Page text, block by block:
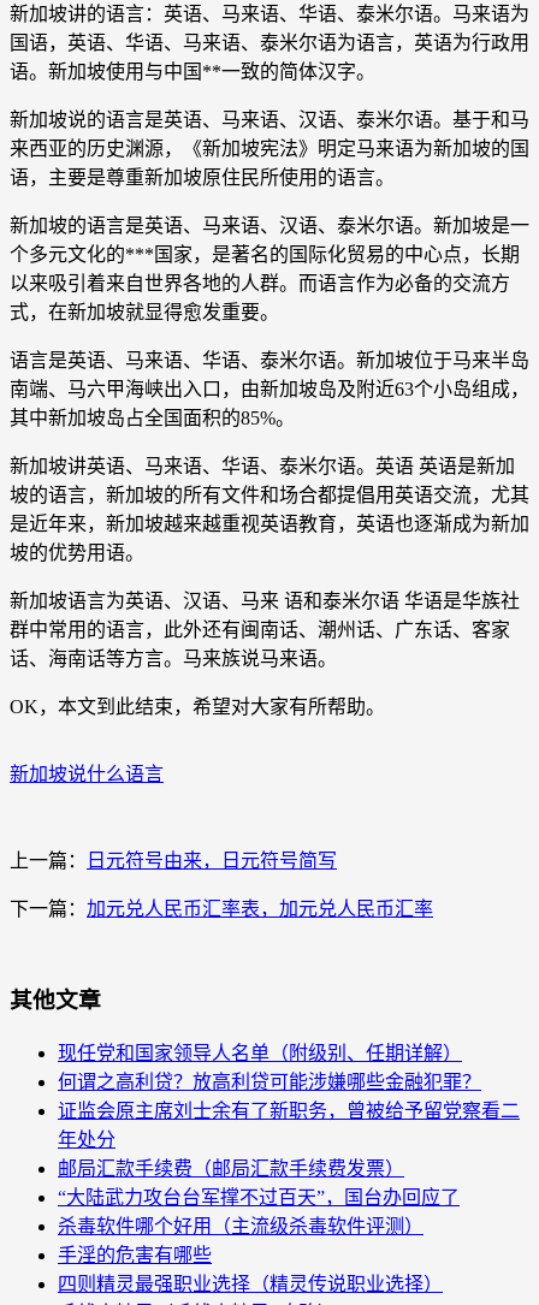
新加坡讲的语言：英语、马来语、华语、泰米尔语。马来语为
国语，英语、华语、马来语、泰米尔语为语言，英语为行政用
语。新加坡使用与中国**一致的简体汉字。
新加坡说的语言是英语、马来语、汉语、泰米尔语。基于和马
来西亚的历史渊源，《新加坡宪法》明定马来语为新加坡的国
语，主要是尊重新加坡原住民所使用的语言。
新加坡的语言是英语、马来语、汉语、泰米尔语。新加坡是一
个多元文化的***国家，是著名的国际化贸易的中心点，长期
以来吸引着来自世界各地的人群。而语言作为必备的交流方
式，在新加坡就显得愈发重要。
语言是英语、马来语、华语、泰米尔语。新加坡位于马来半岛
南端、马六甲海峡出入口，由新加坡岛及附近63个小岛组成，
其中新加坡岛占全国面积的85%。
新加坡讲英语、马来语、华语、泰米尔语。英语 英语是新加
坡的语言，新加坡的所有文件和场合都提倡用英语交流，尤其
是近年来，新加坡越来越重视英语教育，英语也逐渐成为新加
坡的优势用语。
新加坡语言为英语、汉语、马来 语和泰米尔语 华语是华族社
群中常用的语言，此外还有闽南话、潮州话、广东话、客家
话、海南话等方言。马来族说马来语。
OK，本文到此结束，希望对大家有所帮助。
新加坡说什么语言
上一篇： 日元符号由来，日元符号简写
下一篇： 加元兑人民币汇率表，加元兑人民币汇率
其他文章
现任党和国家领导人名单（附级别、任期详解）
何谓之高利贷？放高利贷可能涉嫌哪些金融犯罪？
证监会原主席刘士余有了新职务，曾被给予留党察看二
年处分
邮局汇款手续费（邮局汇款手续费发票）
“大陆武力攻台台军撑不过百天”，国台办回应了
杀毒软件哪个好用（主流级杀毒软件评测）
手淫的危害有哪些
四则精灵最强职业选择（精灵传说职业选择）